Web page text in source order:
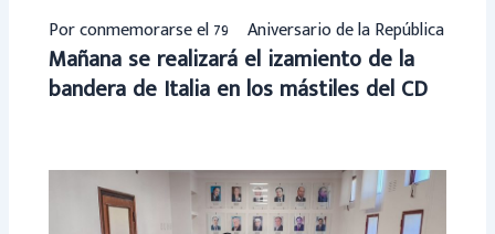
Por conmemorarse el 79º Aniversario de la República
Mañana se realizará el izamiento de la
bandera de Italia en los mástiles del CD